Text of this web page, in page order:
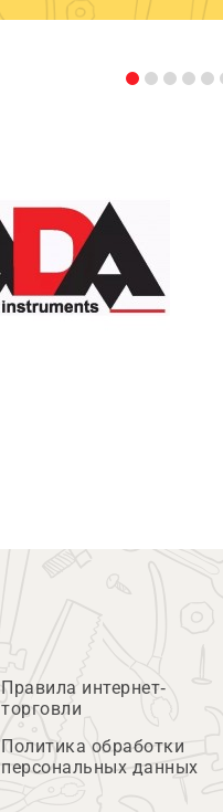
Правила интернет-
торговли
Политика обработки
персональных данных